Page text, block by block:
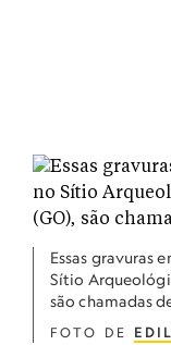
Essas gravuras
Sítio
são chamadas
FOTO DE